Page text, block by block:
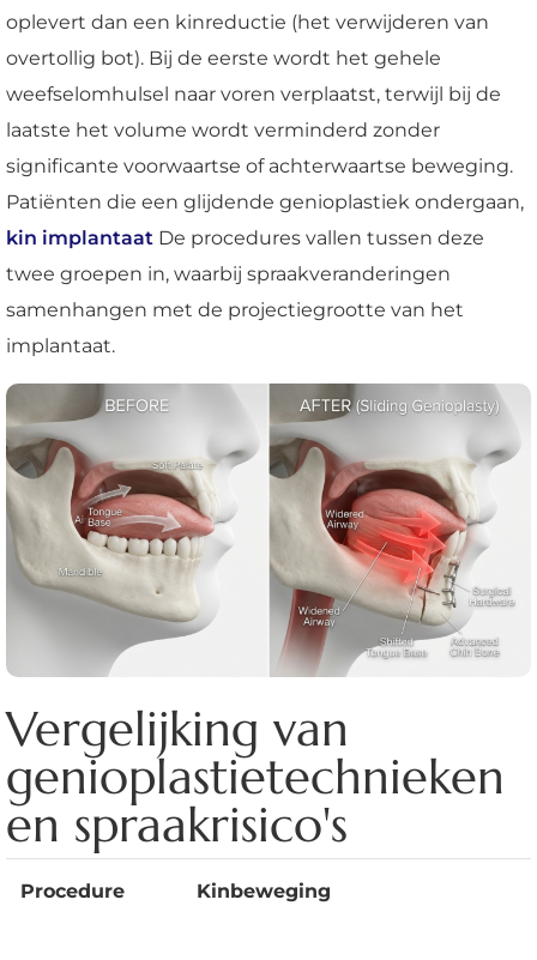
oplevert dan een kinreductie (het verwijderen van
overtollig bot). Bij de eerste wordt het gehele
weefselomhulsel naar voren verplaatst, terwijl bij de
laatste het volume wordt verminderd zonder
significante voorwaartse of achterwaartse beweging.
Patiënten die een glijdende genioplastiek ondergaan,
kin implantaat De procedures vallen tussen deze
twee groepen in, waarbij spraakveranderingen
samenhangen met de projectiegrootte van het
implantaat.
Vergelijking van
genioplastietechnieken
en spraakrisico's
Procedure Kinbeweging